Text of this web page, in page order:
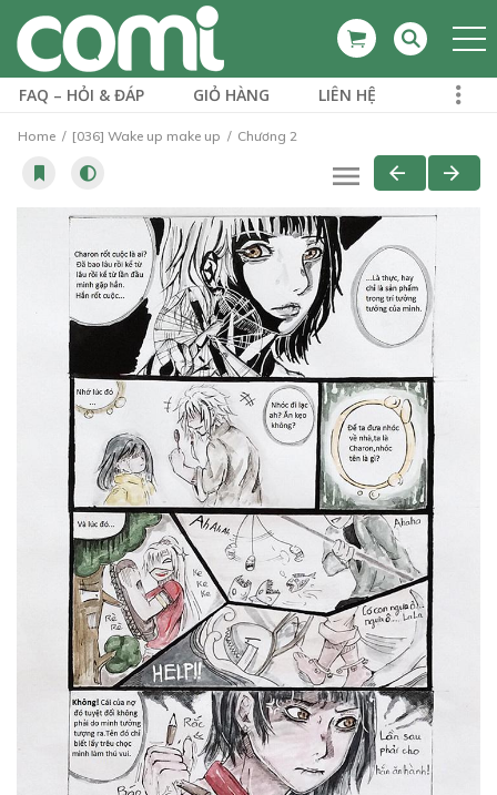
FAQ – HỎI & ĐÁP GIỎ HÀNG LIÊN HỆ
Home [036] Wake up make up Chương 2